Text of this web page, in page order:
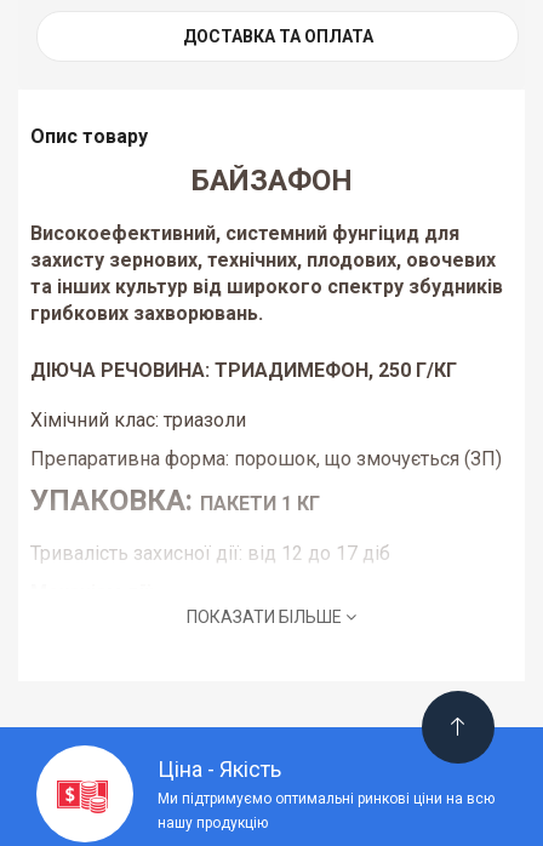
ДОСТАВКА ТА ОПЛАТА
Опис товару
БАЙЗАФОН
Високоефективний, системний фунгіцид для
захисту зернових, технічних, плодових, овочевих
та інших культур від широкого спектру збудників
грибкових захворювань.
ДІЮЧА РЕЧОВИНА: ТРИАДИМЕФОН, 250 Г/КГ
Хімічний клас: триазоли
Препаративна форма: порошок, що змочується (ЗП)
УПАКОВКА: ПАКЕТИ 1 КГ
Тривалість захисної дії: від 12 до 17 діб
триадимефон порушує біосинтез ергостеролу,
попереджує проникнення інфекції в рослину, за
умов початкового зараження повністю знищує
інфекцію. Оскільки препарат має не лише захисну,
але і лікувальну дію, він забезпечує ефективний
захист рослин навіть після прояву симптомів.
ПОКАЗАТИ БІЛЬШЕ
Ціна - Якість
Ми підтримуємо оптимальні ринкові ціни на всю
нашу продукцію